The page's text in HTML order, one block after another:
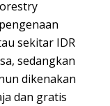
sekitar IDR
sedangkan
dikenakan
dan gratis